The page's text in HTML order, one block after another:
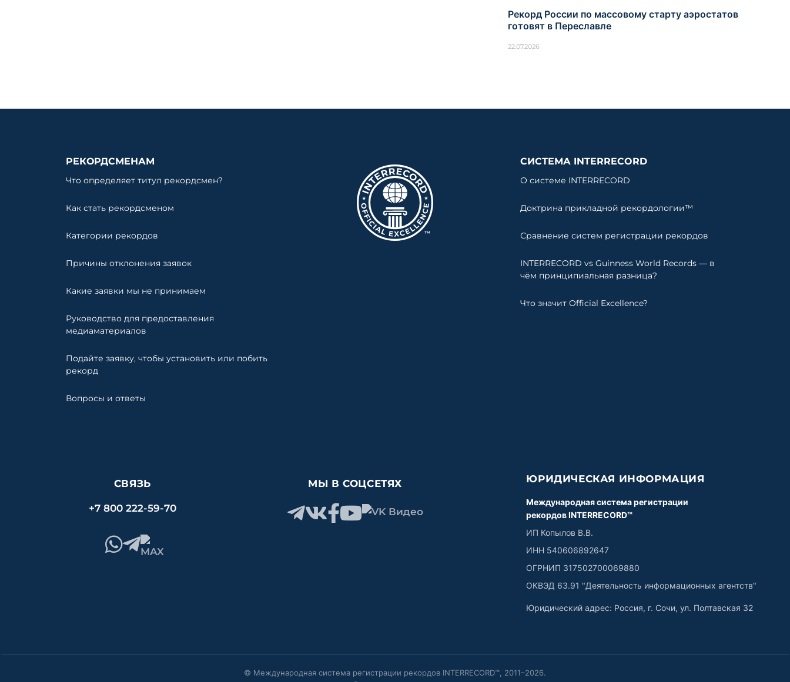
Рекорд России по массовому старту аэростатов
готовят в Переславле
22.07.2026
РЕКОРДСМЕНАМ
Что определяет титул рекордсмен?
Как стать рекордсменом
Категории рекордов
Причины отклонения заявок
Какие заявки мы не принимаем
Руководство для предоставления
медиаматериалов
Подайте заявку, чтобы установить или побить
рекорд
Вопросы и ответы
СИСТЕМА INTERRECORD
О системе INTERRECORD
Доктрина прикладной рекордологии™
Сравнение систем регистрации рекордов
INTERRECORD vs Guinness World Records — в
чём принципиальная разница?
Что значит Official Excellence?
СВЯЗЬ
+7 800 222-59-70
МЫ В СОЦСЕТЯХ ЮРИДИЧЕСКАЯ ИНФОРМАЦИЯ
Международная система регистрации
рекордов INTERRECORD™
ИП Копылов В.В.
ИНН 540606892647
ОГРНИП 317502700069880
ОКВЭД 63.91 "Деятельность информационных агентств"
Юридический адрес: Россия, г. Сочи, ул. Полтавская 32
© Международная система регистрации рекордов INTERRECORD™, 2011–2026.